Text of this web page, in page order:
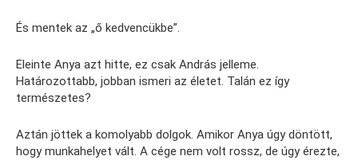
És mentek az „ő kedvencükbe”.
Eleinte Anya azt hitte, ez csak András jelleme.
Határozottabb, jobban ismeri az életet. Talán ez így
természetes?
Aztán jöttek a komolyabb dolgok. Amikor Anya úgy döntött,
hogy munkahelyet vált. A cége nem volt rossz, de úgy érezte,